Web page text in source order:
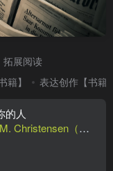
拓展阅读
籍】 表达创作【书籍
的人
Christensen（豆